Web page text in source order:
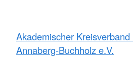
Akademischer Kreisverband
Annaberg-Buchholz e.V.